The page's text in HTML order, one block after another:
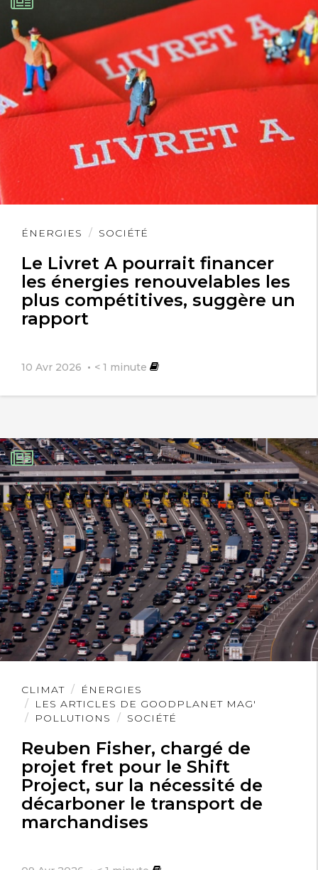
ÉNERGIES SOCIÉTÉ
Le Livret A pourrait financer
les énergies renouvelables les
plus compétitives, suggère un
rapport
10 Avr 2026 < 1 minute
Lire
CLIMAT
ÉNERGIES
LES ARTICLES DE GOODPLANET MAG'
POLLUTIONS
SOCIÉTÉ
Reuben Fisher, chargé de
projet fret pour le Shift
Project, sur la nécessité de
décarboner le transport de
marchandises
Lire
l'article